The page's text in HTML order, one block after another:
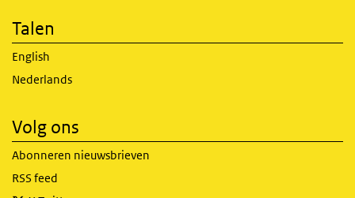
Talen
English
Nederlands
Volg ons
Abonneren nieuwsbrieven
RSS feed